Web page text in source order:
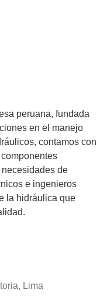
peruana, fundada
en el manejo
contamos con
de
e ingenieros
la hidráulica que
Lima